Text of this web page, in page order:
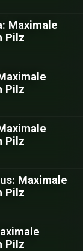
Maximale
Pilz
Pilz
Pilz
Maximale
Pilz
Pilz